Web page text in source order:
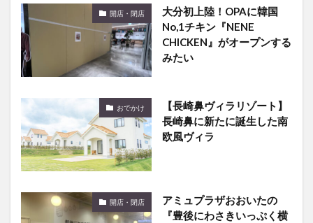
開店・閉店
大分初上陸！OPAに韓国
No,1チキン『NENE
CHICKEN』がオープンする
みたい
おでかけ
【長崎鼻ヴィラリゾート】
長崎鼻に新たに誕生した南
欧風ヴィラ
開店・閉店
アミュプラザおおいたの
『豊後にわさきいっぷく横